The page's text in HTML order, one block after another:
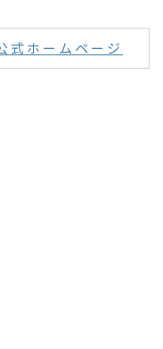
式ホームページ